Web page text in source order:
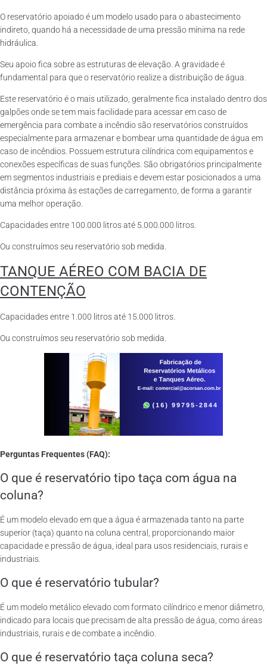
O reservatório apoiado é um modelo usado para o abastecimento
indireto, quando há a necessidade de uma pressão mínima na rede
hidráulica.
Seu apoio fica sobre as estruturas de elevação. A gravidade é
fundamental para que o reservatório realize a distribuição de água.
Este reservatório é o mais utilizado, geralmente fica instalado dentro dos
galpões onde se tem mais facilidade para acessar em caso de
emergência para combate a incêndio são reservatórios construídos
especialmente para armazenar e bombear uma quantidade de água em
caso de incêndios. Possuem estrutura cilíndrica com equipamentos e
conexões específicas de suas funções. São obrigatórios principalmente
em segmentos industriais e prediais e devem estar posicionados a uma
distância próxima às estações de carregamento, de forma a garantir
uma melhor operação.
Capacidades entre 100.000 litros até 5.000.000 litros.
Ou construímos seu reservatório sob medida.
TANQUE AÉREO COM BACIA DE
CONTENÇÃO
Capacidades entre 1.000 litros até 15.000 litros.
Ou construímos seu reservatório sob medida.
Perguntas Frequentes (FAQ):
O que é reservatório tipo taça com água na
coluna?
É um modelo elevado em que a água é armazenada tanto na parte
superior (taça) quanto na coluna central, proporcionando maior
capacidade e pressão de água, ideal para usos residenciais, rurais e
industriais.
O que é reservatório tubular?
É um modelo metálico elevado com formato cilíndrico e menor diâmetro,
indicado para locais que precisam de alta pressão de água, como áreas
industriais, rurais e de combate a incêndio.
O que é reservatório taça coluna seca?